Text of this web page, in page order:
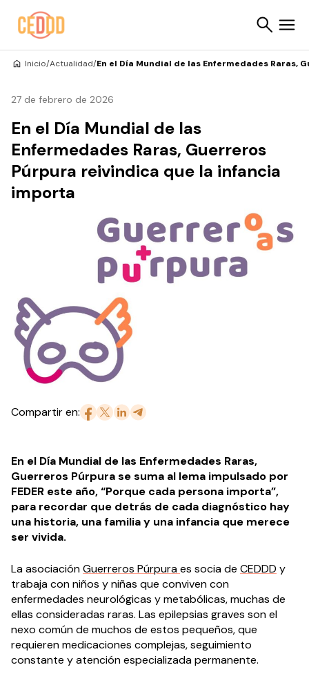
Inicio/Actualidad/En el Día Mundial de las Enfermedades
27 de febrero de 2026
En el Día Mundial de las
Enfermedades Raras, Guerreros
Púrpura reivindica que la infancia
importa
Compartir en:
En el Día Mundial de las Enfermedades Raras,
Guerreros Púrpura se suma al lema impulsado por
FEDER este año, “Porque cada persona importa”,
para recordar que detrás de cada diagnóstico hay
una historia, una familia y una infancia que merece
ser vivida.
La asociaciónGuerreros Púrpuraes socia de CEDDD y
trabaja con niños y niñas que conviven con
enfermedades neurológicas y metabólicas, muchas de
ellas consideradas raras. Las epilepsias graves son el
nexo común de muchos de estos pequeños, que
requieren medicaciones complejas, seguimiento
constante y atención especializada permanente.